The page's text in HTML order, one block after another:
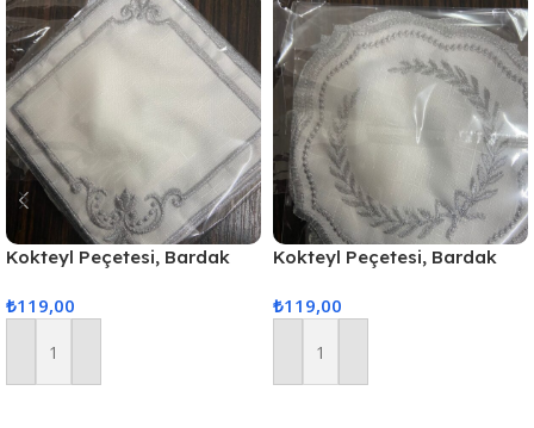
Kokteyl Peçetesi, Bardak
Peçetesi Gri
₺119,00
Sepete Ekle
Kokteyl Peçetesi, Bardak
Peçetesi Gri
₺119,00
Sepete Ekle